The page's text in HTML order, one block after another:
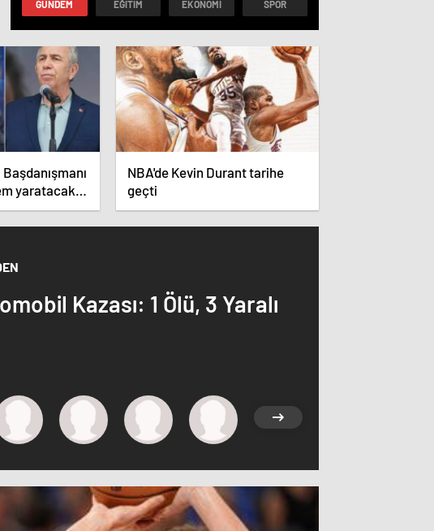
GÜNDEM EĞITIM EKONOMI SPOR
yaratacak
NBA'de Kevin Durant tarihe
geçti
Kazası: 1 Ölü, 3 Yaralı